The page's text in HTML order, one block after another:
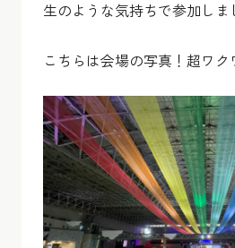
生のような気持ちで参加しま
こちらは会場の写真！超ワク